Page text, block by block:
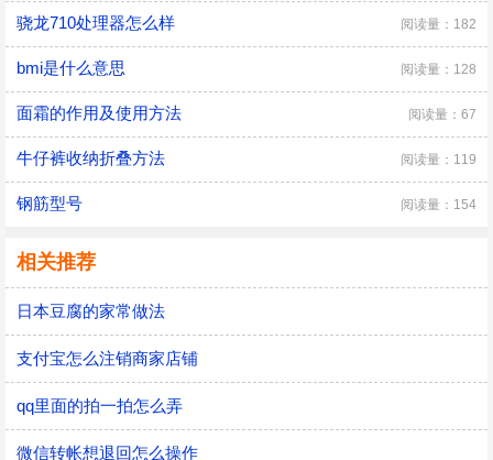
骁龙710处理器怎么样 阅读量：182
bmi是什么意思 阅读量：128
面霜的作用及使用方法 阅读量：67
牛仔裤收纳折叠方法 阅读量：119
钢筋型号 阅读量：154
相关推荐
日本豆腐的家常做法
支付宝怎么注销商家店铺
qq里面的拍一拍怎么弄
微信转帐想退回怎么操作